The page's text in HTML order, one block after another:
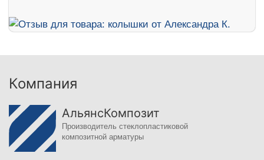
Компания
АльянсКомпозит
Производитель стеклопластиковой
композитной арматуры